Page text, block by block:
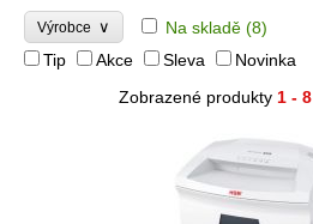
Výrobce ∨ Na skladě (8)
Tip
Akce Sleva
Novinka
Zobrazené produkty 1 - 8